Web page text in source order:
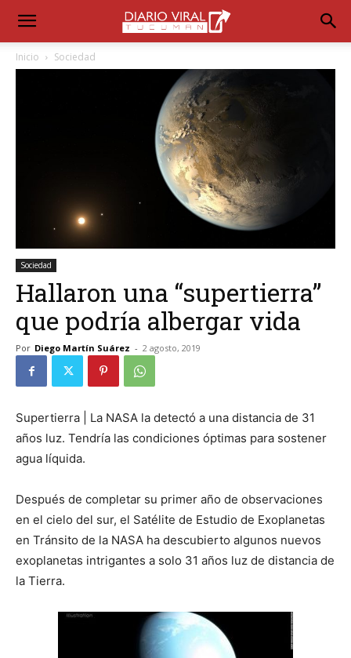
Inicio Sociedad
Sociedad
Hallaron una “supertierra”
que podría albergar vida
Por Diego Martín Suárez - 2 agosto, 2019
Supertierra | La NASA la detectó a una distancia de 31
años luz. Tendría las condiciones óptimas para sostener
agua líquida.
Después de completar su primer año de observaciones
en el cielo del sur, el Satélite de Estudio de Exoplanetas
en Tránsito de la NASA ha descubierto algunos nuevos
exoplanetas intrigantes a solo 31 años luz de distancia de
la Tierra.